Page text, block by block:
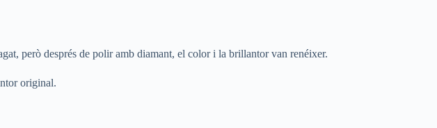
però després de polir amb diamant, el color i la brillantor van renéixer.
original.